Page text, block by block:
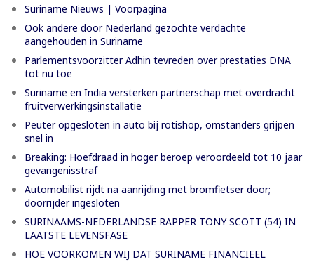
Suriname Nieuws | Voorpagina
Ook andere door Nederland gezochte verdachte
aangehouden in Suriname
Parlementsvoorzitter Adhin tevreden over prestaties DNA
tot nu toe
Suriname en India versterken partnerschap met overdracht
fruitverwerkingsinstallatie
Peuter opgesloten in auto bij rotishop, omstanders grijpen
snel in
Breaking: Hoefdraad in hoger beroep veroordeeld tot 10 jaar
gevangenisstraf
Automobilist rijdt na aanrijding met bromfietser door;
doorrijder ingesloten
SURINAAMS-NEDERLANDSE RAPPER TONY SCOTT (54) IN
LAATSTE LEVENSFASE
HOE VOORKOMEN WIJ DAT SURINAME FINANCIEEL